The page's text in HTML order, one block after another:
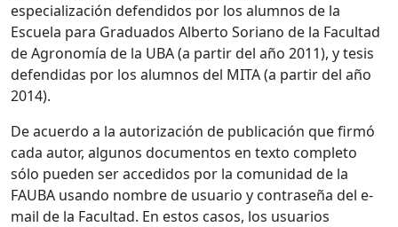
especialización defendidos por los alumnos de la
Escuela para Graduados Alberto Soriano de la Facultad
de Agronomía de la UBA (a partir del año 2011), y tesis
defendidas por los alumnos del MITA (a partir del año
2014).
De acuerdo a la autorización de publicación que firmó
cada autor, algunos documentos en texto completo
sólo pueden ser accedidos por la comunidad de la
FAUBA usando nombre de usuario y contraseña del e-
mail de la Facultad. En estos casos, los usuarios